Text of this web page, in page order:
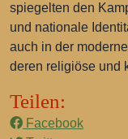
spiegelten den
und nationale
auch in der
deren religiöse und
Teilen:
Facebook